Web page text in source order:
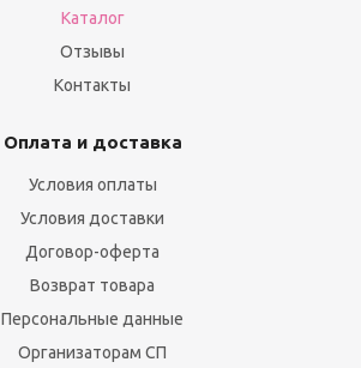
Каталог
Отзывы
Контакты
Оплата и доставка
Условия оплаты
Условия доставки
Договор-оферта
Возврат товара
Персональные данные
Организаторам СП